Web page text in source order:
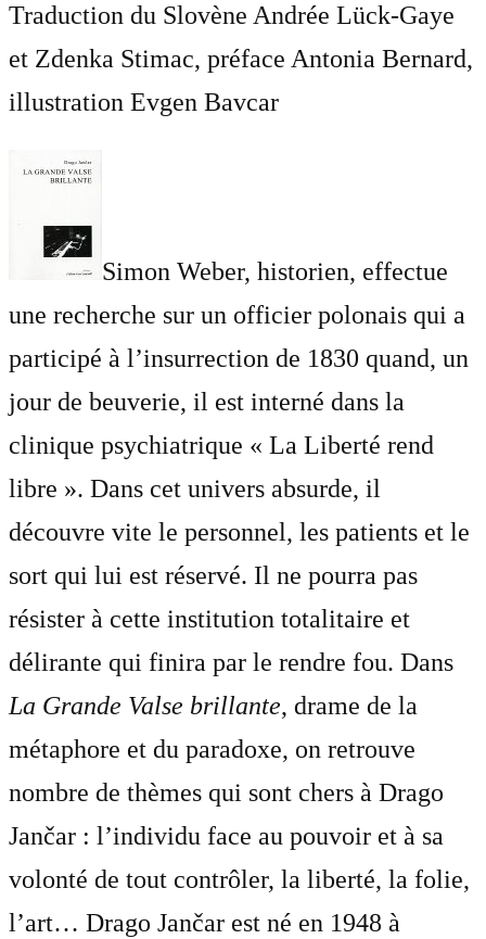
Traduction du Slovène Andrée Lück-Gaye
et Zdenka Stimac, préface Antonia Bernard,
illustration Evgen Bavcar
Simon Weber, historien, effectue
une recherche sur un officier polonais qui a
participé à l’insurrection de 1830 quand, un
jour de beuverie, il est interné dans la
clinique psychiatrique « La Liberté rend
libre ». Dans cet univers absurde, il
découvre vite le personnel, les patients et le
sort qui lui est réservé. Il ne pourra pas
résister à cette institution totalitaire et
délirante qui finira par le rendre fou. Dans
La Grande Valse brillante, drame de la
métaphore et du paradoxe, on retrouve
nombre de thèmes qui sont chers à Drago
Jančar : l’individu face au pouvoir et à sa
volonté de tout contrôler, la liberté, la folie,
l’art… Drago Jančar est né en 1948 à